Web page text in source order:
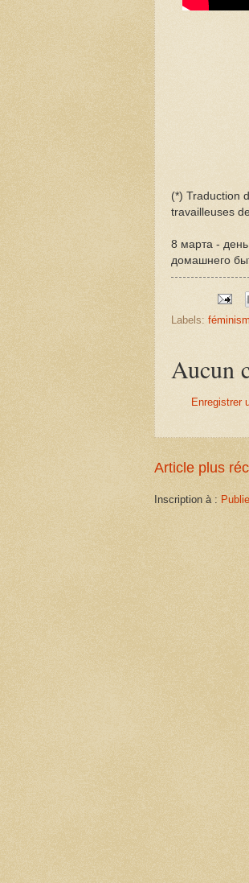
(*) Traduction
travailleuses
8 марта -
домашнего
Labels:
Aucun
Enregistrer
Article plus
Inscription à :